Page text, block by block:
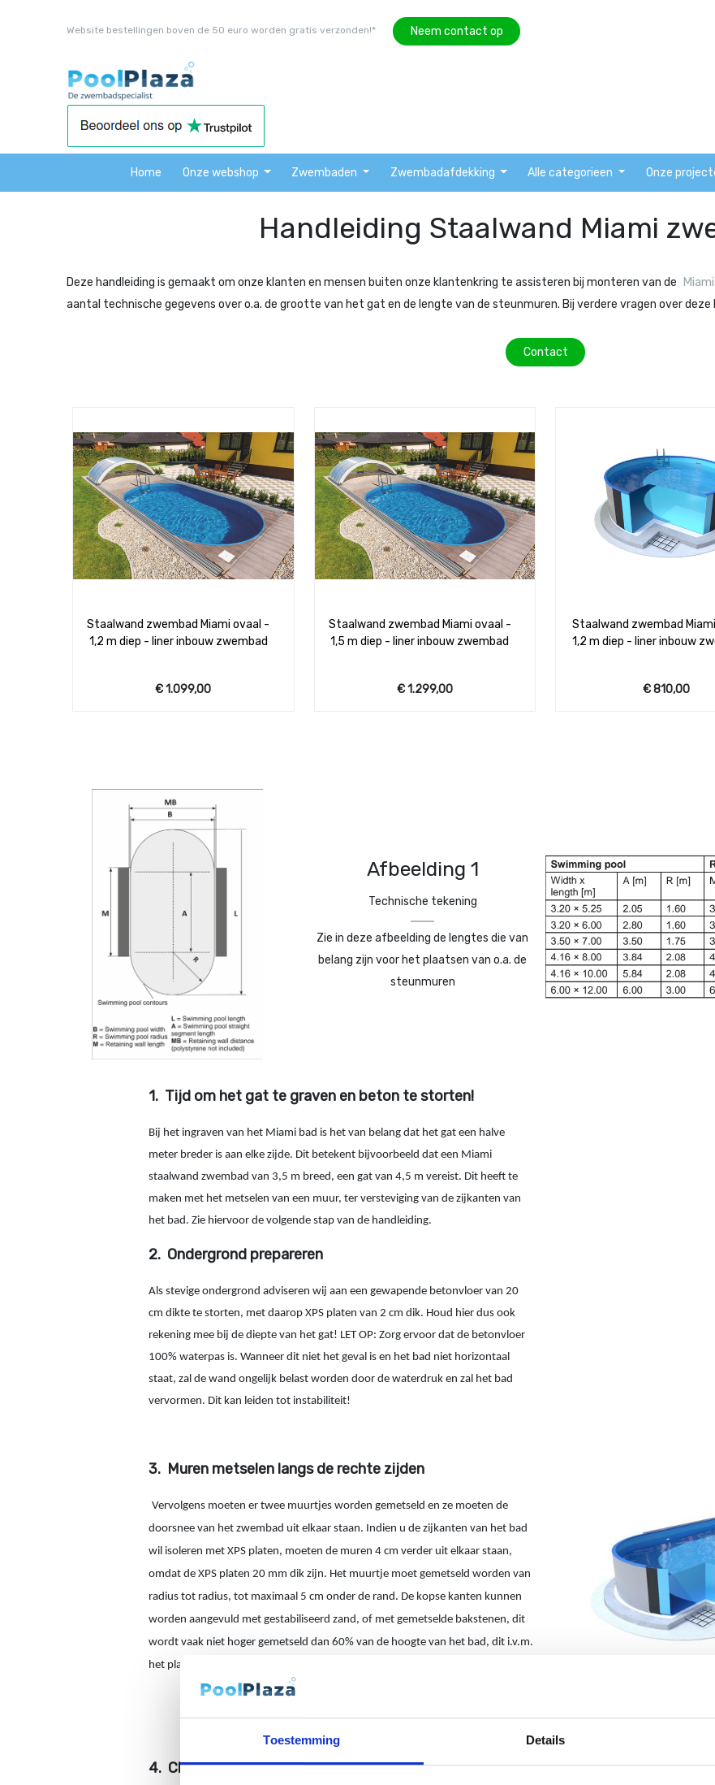
Toestemming Details
Website bestellingen boven de 50 euro worden gratis verzonden!* Neem contact op
Home Onze webshop Zwembaden Zwembadafdekking Alle categorieen Onze
Handleiding Staalwand Miami
Deze handleiding is gemaakt om onze klanten en mensen buiten onze klantenkring te assisteren bij monteren van de
aantal technische gegevens over o.a. de grootte van het gat en de lengte van de steunmuren. Bij verdere vragen over
Contact
Staalwand zwembad Miami ovaal -
1,2 m diep - liner inbouw zwembad
€1.099,00
Staalwand zwembad Miami ovaal -
1,5 m diep - liner inbouw zwembad
€1.299,00
Staalwand zwembad
1,2 m diep - liner inbouw
€810,00
Afbeelding 1
Technische tekening
Zie in deze afbeelding de lengtes die van
belang zijn voor het plaatsen van o.a. de
steunmuren
1. Tijd om het gat te graven en beton te storten!
Bij het ingraven van het Miami bad is het van belang dat het gat een halve
meter breder is aan elke zijde. Dit betekent bijvoorbeeld dat een Miami
staalwand zwembad van 3,5 m breed, een gat van 4,5 m vereist. Dit heeft te
maken met het metselen van een muur, ter versteviging van de zijkanten van
het bad. Zie hiervoor de volgende stap van de handleiding.
2. Ondergrond prepareren
Als stevige ondergrond adviseren wij aan een gewapende betonvloer van 20
cm dikte te storten, met daarop XPS platen van 2 cm dik. Houd hier dus ook
rekening mee bij de diepte van het gat! LET OP: Zorg ervoor dat de betonvloer
100% waterpas is. Wanneer dit niet het geval is en het bad niet horizontaal
staat, zal de wand ongelijk belast worden door de waterdruk en zal het bad
vervormen. Dit kan leiden tot instabiliteit!
3. Muren metselen langs de rechte zijden
Vervolgens moeten er twee muurtjes worden gemetseld en ze moeten de
doorsnee van het zwembad uit elkaar staan. Indien u de zijkanten van het bad
wil isoleren met XPS platen, moeten de muren 4 cm verder uit elkaar staan,
omdat de XPS platen 20 mm dik zijn. Het muurtje moet gemetseld worden van
radius tot radius, tot maximaal 5 cm onder de rand. De kopse kanten kunnen
worden aangevuld met gestabiliseerd zand, of met gemetselde bakstenen, dit
wordt vaak niet hoger gemetseld dan 60% van de hoogte van het bad, dit i.v.m.
het plaatsen van de skimmer en inspuiter.
4. Check of het onderprofiel goed ligt